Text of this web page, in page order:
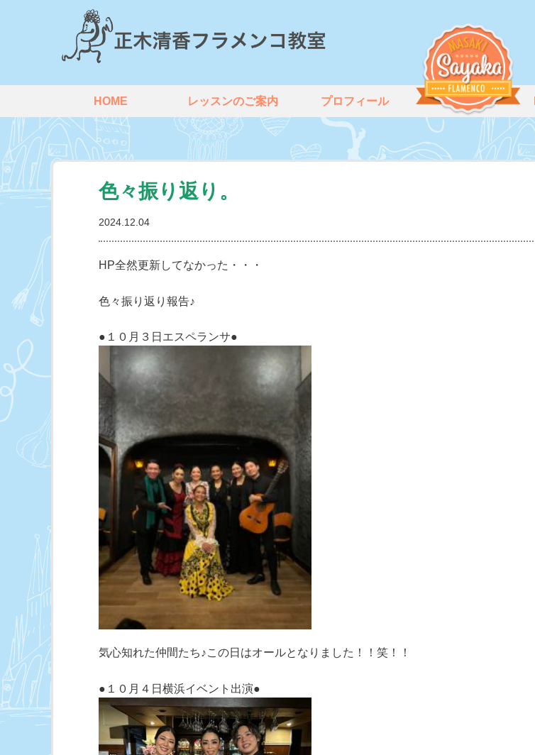
HOME レッスンのご案内 プロフィール
色々振り返り。
2024.12.04
HP全然更新してなかった・・・
色々振り返り報告♪
●１０月３日エスペランサ●
気心知れた仲間たち♪この日はオールとなりました！！笑！！
●１０月４日横浜イベント出演●